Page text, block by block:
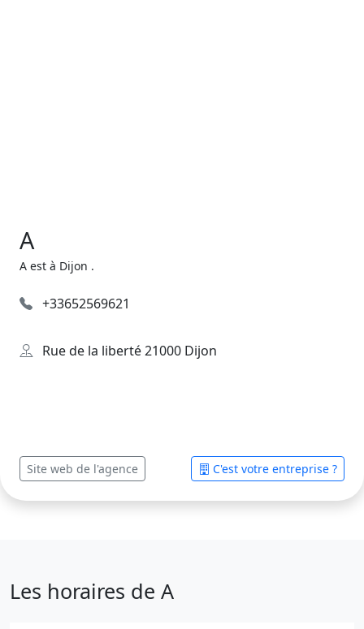
A
A est à Dijon .
+33652569621
Rue de la liberté 21000 Dijon
Site web de l'agence C'est votre entreprise ?
Les horaires de A